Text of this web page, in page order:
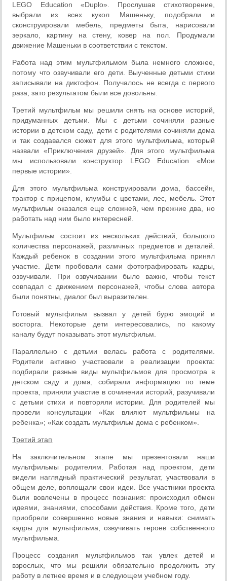
LEGO Education «Duplo». Прослушав стихотворение,
выбрали из всех кукол Машеньку, подобрали и
сконструировали мебель, предметы быта, нарисовали
зеркало, картину на стену, ковер на пол. Продумали
движение Машеньки в соответствии с текстом.
Работа над этим мультфильмом была немного сложнее,
потому что озвучивали его дети. Выученные детьми стихи
записывали на диктофон. Получалось не всегда с первого
раза, зато результатом были все довольны.
Третий мультфильм мы решили снять на основе историй,
придуманных детьми. Мы с детьми сочиняли разные
истории в детском саду, дети с родителями сочиняли дома
и так создавался сюжет для этого мультфильма, который
назвали «Приключения друзей». Для этого мультфильма
мы использовали конструктор LEGO Education «Мои
первые истории».
Для этого мультфильма конструировали дома, бассейн,
трактор с прицепом, клумбы с цветами, лес, мебель. Этот
мультфильм оказался еще сложней, чем прежние два, но
работать над ним было интересней.
Мультфильм состоит из нескольких действий, большого
количества персонажей, различных предметов и деталей.
Каждый ребенок в создании этого мультфильма принял
участие. Дети пробовали сами фотографировать кадры,
озвучивали. При озвучивании было важно, чтобы текст
совпадал с движением персонажей, чтобы слова автора
были понятны, диалог был выразителен.
Готовый мультфильм вызвал у детей бурю эмоций и
восторга. Некоторые дети интересовались, по какому
каналу будут показывать этот мультфильм.
Параллельно с детьми велась работа с родителями.
Родители активно участвовали в реализации проекта:
подбирали разные виды мультфильмов для просмотра в
детском саду и дома, собирали информацию по теме
проекта, приняли участие в сочинении историй, разучивали
с детьми стихи и повторяли истории. Для родителей мы
провели консультации «Как влияют мультфильмы на
ребенка»; «Как создать мультфильм дома с ребенком».
Третий этап
На заключительном этапе мы презентовали наши
мультфильмы родителям. Работая над проектом, дети
видели наглядный практический результат, участвовали в
общем деле, воплощали свои идеи. Все участники проекта
были вовлечены в процесс познания: происходил обмен
идеями, знаниями, способами действия. Кроме того, дети
приобрели совершенно новые знания и навыки: снимать
кадры для мультфильма, озвучивать героев собственного
мультфильма.
Процесс создания мультфильмов так увлек детей и
взрослых, что мы решили обязательно продолжить эту
работу в летнее время и в следующем учебном году.